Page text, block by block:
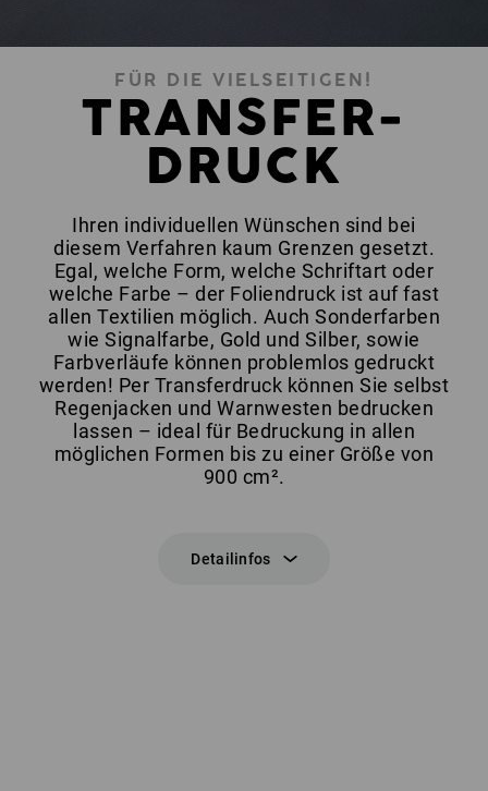
FÜR DIE VIELSEITIGEN!
TRANSFER-
DRUCK
Ihren individuellen Wünschen sind bei
diesem Verfahren kaum Grenzen gesetzt.
Egal, welche Form, welche Schriftart oder
welche Farbe – der Foliendruck ist auf fast
allen Textilien möglich. Auch Sonderfarben
wie Signalfarbe, Gold und Silber, sowie
Farbverläufe können problemlos gedruckt
werden! Per Transferdruck können Sie selbst
Regenjacken und Warnwesten bedrucken
lassen – ideal für Bedruckung in allen
möglichen Formen bis zu einer Größe von
900 cm².
Detailinfos